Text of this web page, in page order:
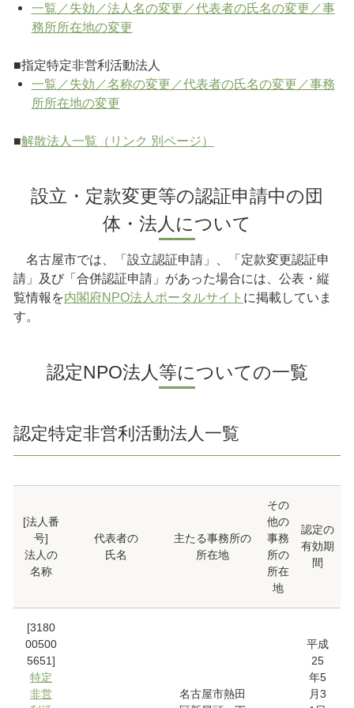
一覧／失効／法人名の変更／代表者の氏名の変更／事
務所所在地の変更
■指定特定非営利活動法人
一覧／失効／名称の変更／代表者の氏名の変更／事務
所所在地の変更
■解散法人一覧（リンク 別ページ）
設立・定款変更等の認証申請中の団
体・法人について
名古屋市では、「設立認証申請」、「定款変更認証申
請」及び「合併認証申請」があった場合には、公表・縦
覧情報を内閣府NPO法人ポータルサイト に掲載していま
す。
認定NPO法人等についての一覧
認定特定非営利活動法人一覧
[法人番
号]
法人の
名称
代表者の
氏名
主たる事務所の
所在地
その
他の
事務
所の
所在
地
認定の
有効期
間
[3180
00500
5651]
特定
非営
名古屋市熱田
平成
25
年5
月3